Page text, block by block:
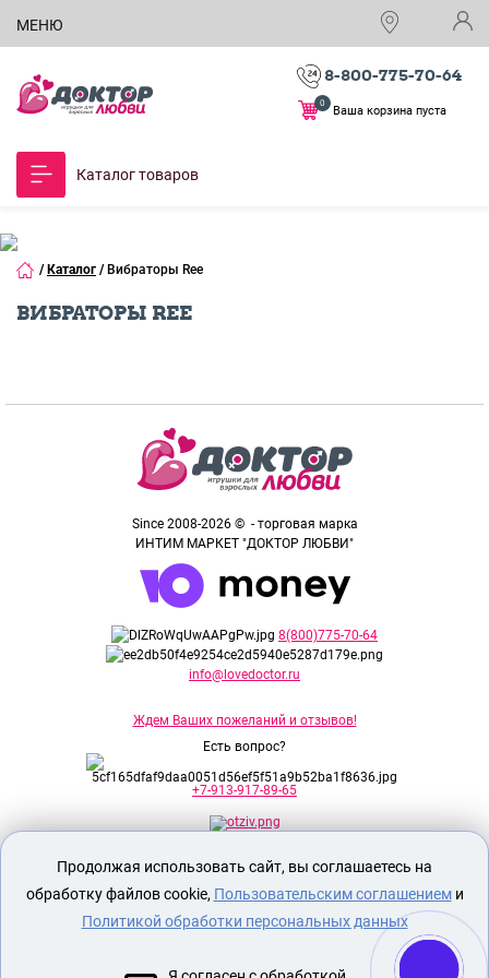
МЕНЮ
8-800-775-70-64
Ваша корзина пуста
0
Каталог товаров
/ Каталог / Вибраторы Ree
ВИБРАТОРЫ REE
Since 2008-2026 © - торговая марка
ИНТИМ МАРКЕТ "ДОКТОР ЛЮБВИ"
8(800)775-70-64
info@lovedoctor.ru
Ждем Ваших пожеланий и отзывов!
Есть вопрос?
+7-913-917-89-65
Секс шоп Доктор Любви предназначен
исключительно для лиц старше 18 лет!
Вся продукция имеет знак EAC
Евразийского соответствия.
Продолжая использовать сайт, вы соглашаетесь на
обработку файлов cookie, Пользовательским соглашениеми
Политикой обработки персональных данных